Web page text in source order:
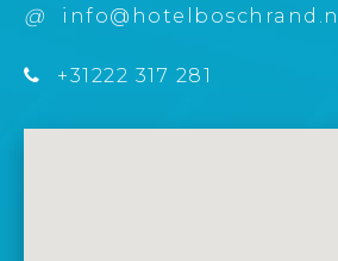
@ info@hotelboschrand.nl
+31222 317 281